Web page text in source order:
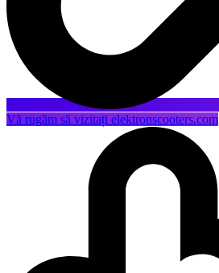
Vă rugăm să vizitați elektronscooters.com